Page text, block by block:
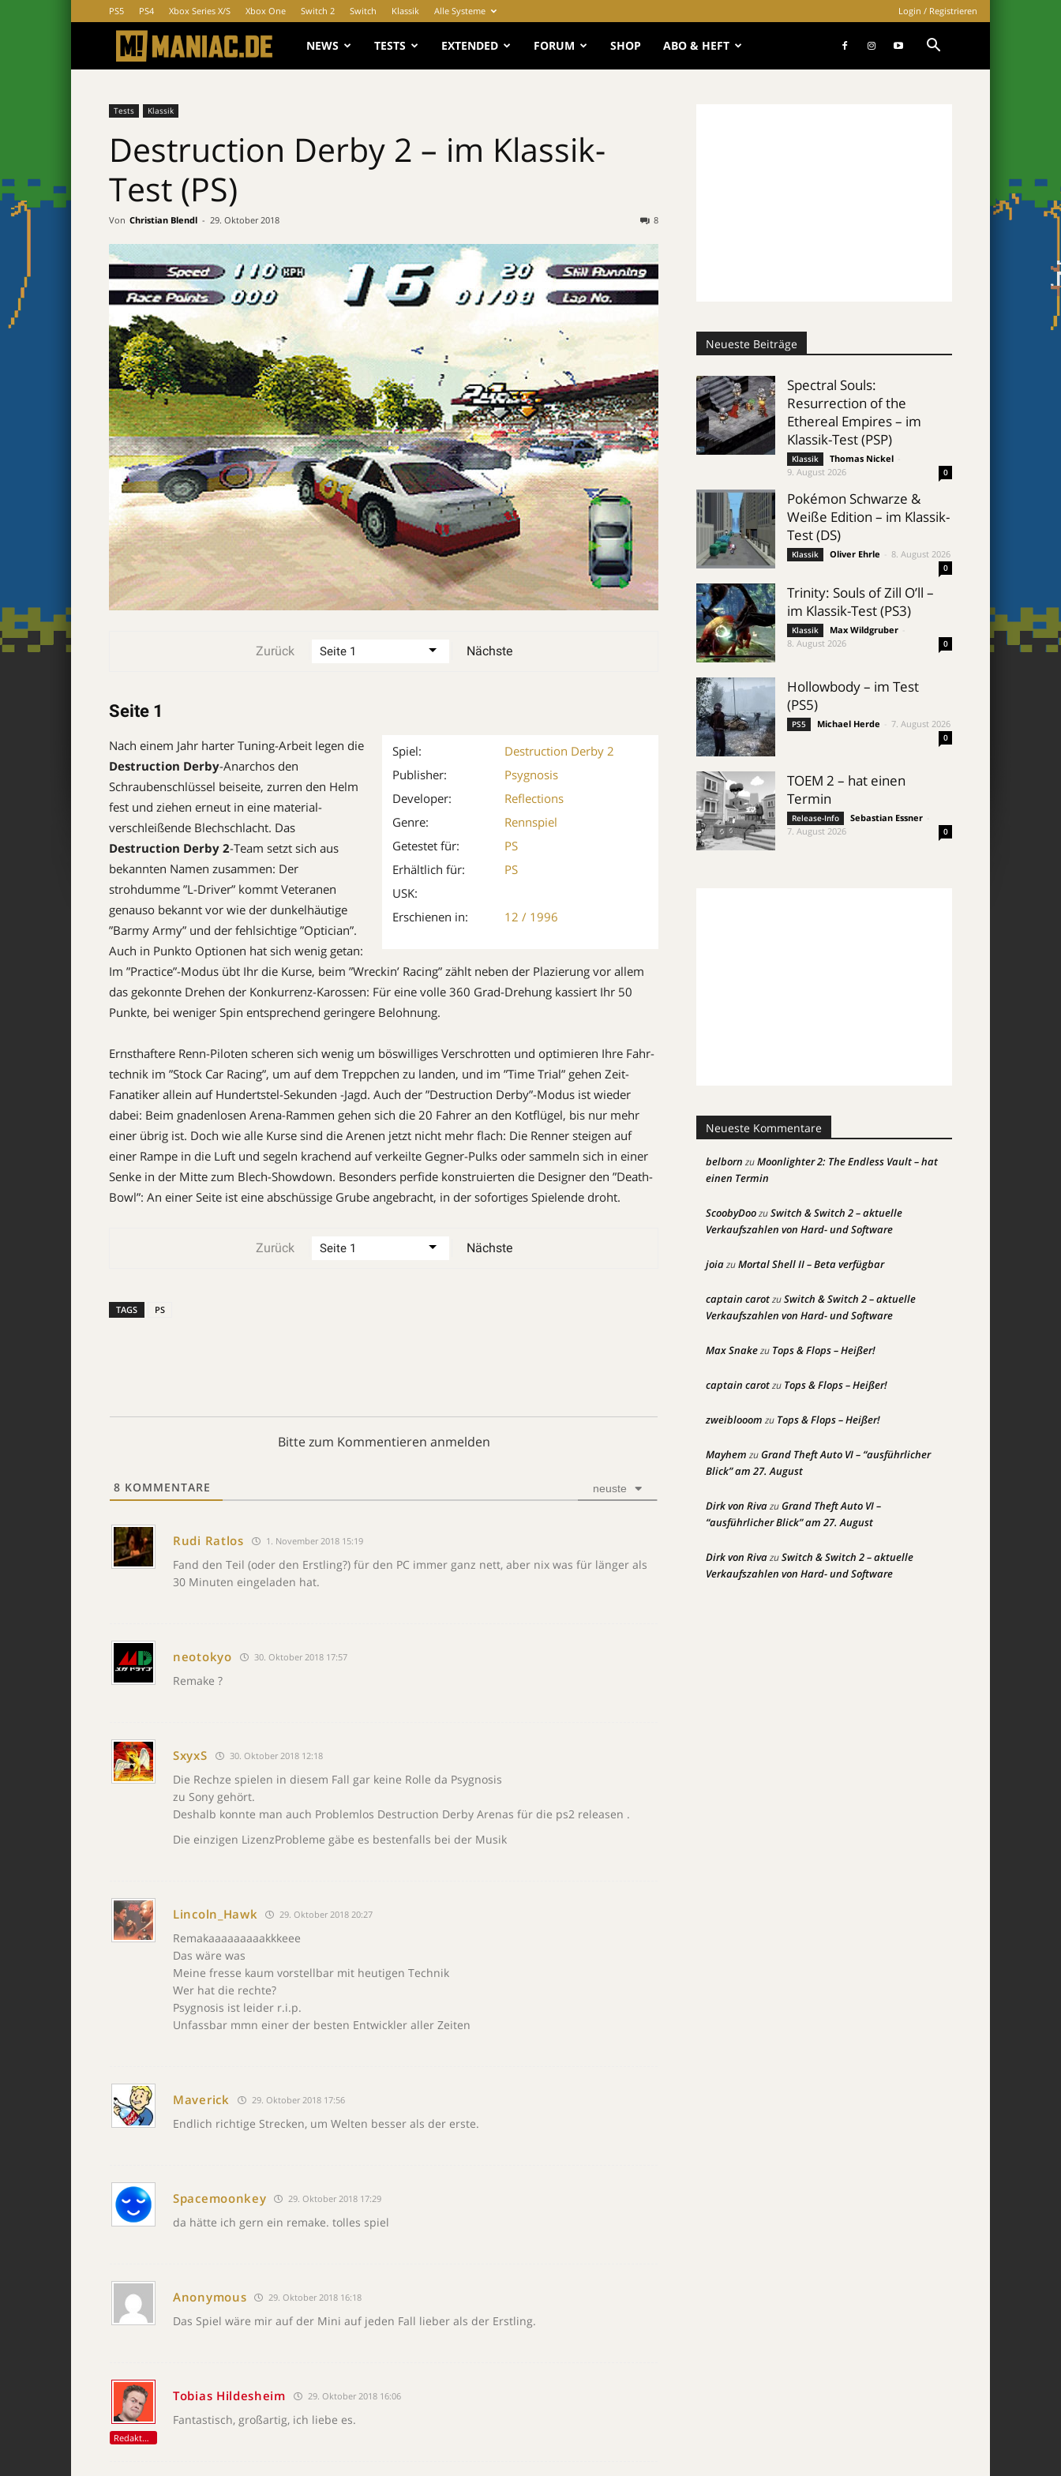
PS5 PS4 Xbox Series X/S Xbox One Switch 2 Switch Klassik Alle Systeme Login / Registrieren
MANIAC.de
NEWS TESTS EXTENDED FORUM SHOP ABO & HEFT
Tests Klassik
Destruction Derby 2 – im Klassik-
Test (PS)
Von Christian Blendl - 29. Oktober 2018 8
Zurück Nächste
Seite 1
Spiel:
Destruction Derby 2
Publisher:
Psygnosis
Developer:
Reflections
Genre:
Rennspiel
Getestet für:
PS
Erhältlich für:
PS
USK:
Erschienen in:
12 / 1996
Nach einem Jahr harter Tu­­­ning-Arbeit legen die
De­struc­tion Derby-Anarchos den
Schraubenschlüssel beiseite, zurren den Helm
fest und ziehen erneut in eine material­
verschleißende Blech­schlacht. Das
Destruction Derby 2-Team setzt sich aus
bekannten Namen zusammen: Der
strohdumme ”L-Driver” kommt Veteranen
genauso bekannt vor wie der dunkelhäutige
”Barmy Army” und der fehlsichtige ”Optician”.
Auch in Punkto Optionen hat sich wenig getan:
Im ”Practice”-Modus übt Ihr die Kurse, beim ”Wreckin’ Racing” zählt neben der Pla­zierung vor allem
das gekonnte Dre­hen der Konkurrenz-Karossen: Für eine volle 360 Grad-Drehung kassiert Ihr 50
Punk­te, bei weniger Spin entsprechend geringere Belohnung.
Ernsthaftere Renn-Piloten scheren sich wenig um bös­williges Ver­schrotten und optimieren Ihre Fahr­
technik im ”Stock Car Racing”, um auf dem Trepp­chen zu landen, und im ”Time Trial” gehen Zeit-
Fanatiker allein auf Hundertstel-Se­kunden -Jagd. Auch der ”De­struction Derby”-Modus ist wieder
dabei: Beim gnadenlosen Arena-Rammen gehen sich die 20 Fahrer an den Kotflügel, bis nur mehr
einer übrig ist. Doch wie alle Kurse sind die Arenen jetzt nicht mehr flach: Die Renner steigen auf
einer Rampe in die Luft und segeln krachend auf verkeilte Gegner-Pulks oder sammeln sich in einer
Senke in der Mitte zum Blech-Showdown. Besonders perfide konstruierten die Designer den ”Death-
Bowl”: An einer Seite ist eine abschüssige Grube angebracht, in der sofortiges Spielende droht.
Zurück Nächste
TAGS PS
Bitte zum Kommentieren anmelden
8 KOMMENTARE neuste
Rudi Ratlos 1. November 2018 15:19
Fand den Teil (oder den Erstling?) für den PC immer ganz nett, aber nix was für länger als
30 Minuten eingeladen hat.
neotokyo 30. Oktober 2018 17:57
Remake ?
SxyxS 30. Oktober 2018 12:18
Die Rechze spielen in diesem Fall gar keine Rolle da Psygnosis
zu Sony gehört.
Deshalb konnte man auch Problemlos Destruction Derby Arenas für die ps2 releasen .
Die einzigen LizenzProbleme gäbe es bestenfalls bei der Musik
Lincoln_Hawk 29. Oktober 2018 20:27
Remakaaaaaaaaakkkeee
Das wäre was
Meine fresse kaum vorstellbar mit heutigen Technik
Wer hat die rechte?
Psygnosis ist leider r.i.p.
Unfassbar mmn einer der besten Entwickler aller Zeiten
Maverick 29. Oktober 2018 17:56
Endlich richtige Strecken, um Welten besser als der erste.
Spacemoonkey 29. Oktober 2018 17:29
da hätte ich gern ein remake. tolles spiel
Anonymous 29. Oktober 2018 16:18
Das Spiel wäre mir auf der Mini auf jeden Fall lieber als der Erstling.
Redakteur
Tobias Hildesheim 29. Oktober 2018 16:06
Fantastisch, großartig, ich liebe es.
Neueste Beiträge
Spectral Souls:
Resurrection of the
Ethereal Empires – im
Klassik-Test (PSP)
Klassik Thomas Nickel
9. August 2026
0
Pokémon Schwarze &
Weiße Edition – im Klassik-
Test (DS)
Klassik Oliver Ehrle 8. August 2026
0
Trinity: Souls of Zill O’ll –
im Klassik-Test (PS3)
Klassik Max Wildgruber
8. August 2026
0
Hollowbody – im Test
(PS5)
PS5 Michael Herde 7. August 2026
0
TOEM 2 – hat einen
Termin
Release-Info Sebastian Essner
7. August 2026
0
Neueste Kommentare
belborn zuMoonlighter 2: The Endless Vault – hat
einen Termin
ScoobyDoozuSwitch & Switch 2 – aktuelle
Verkaufszahlen von Hard- und Software
joiazuMortal Shell II – Beta verfügbar
captain carotzuSwitch & Switch 2 – aktuelle
Verkaufszahlen von Hard- und Software
Max Snakezu Tops & Flops – Heißer!
captain carotzu Tops & Flops – Heißer!
zweiblooom zu Tops & Flops – Heißer!
Mayhem zuGrand Theft Auto VI – “ausführlicher
Blick” am 27. August
Dirk von RivazuGrand Theft Auto VI –
“ausführlicher Blick” am 27. August
Dirk von RivazuSwitch & Switch 2 – aktuelle
Verkaufszahlen von Hard- und Software